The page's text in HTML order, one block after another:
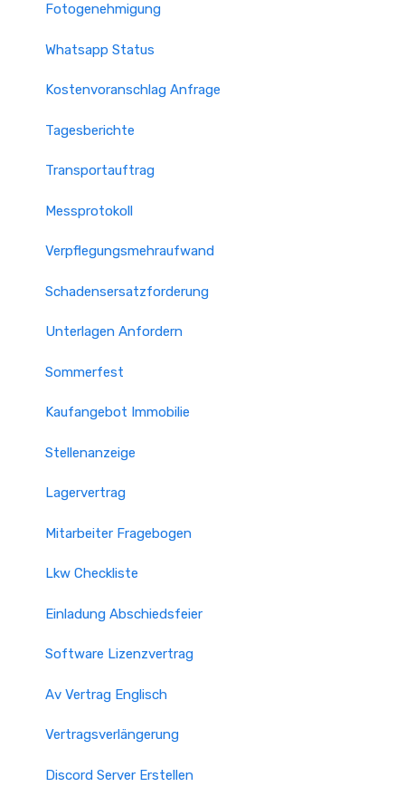
Fotogenehmigung
Whatsapp Status
Kostenvoranschlag Anfrage
Tagesberichte
Transportauftrag
Messprotokoll
Verpflegungsmehraufwand
Schadensersatzforderung
Unterlagen Anfordern
Sommerfest
Kaufangebot Immobilie
Stellenanzeige
Lagervertrag
Mitarbeiter Fragebogen
Lkw Checkliste
Einladung Abschiedsfeier
Software Lizenzvertrag
Av Vertrag Englisch
Vertragsverlängerung
Discord Server Erstellen